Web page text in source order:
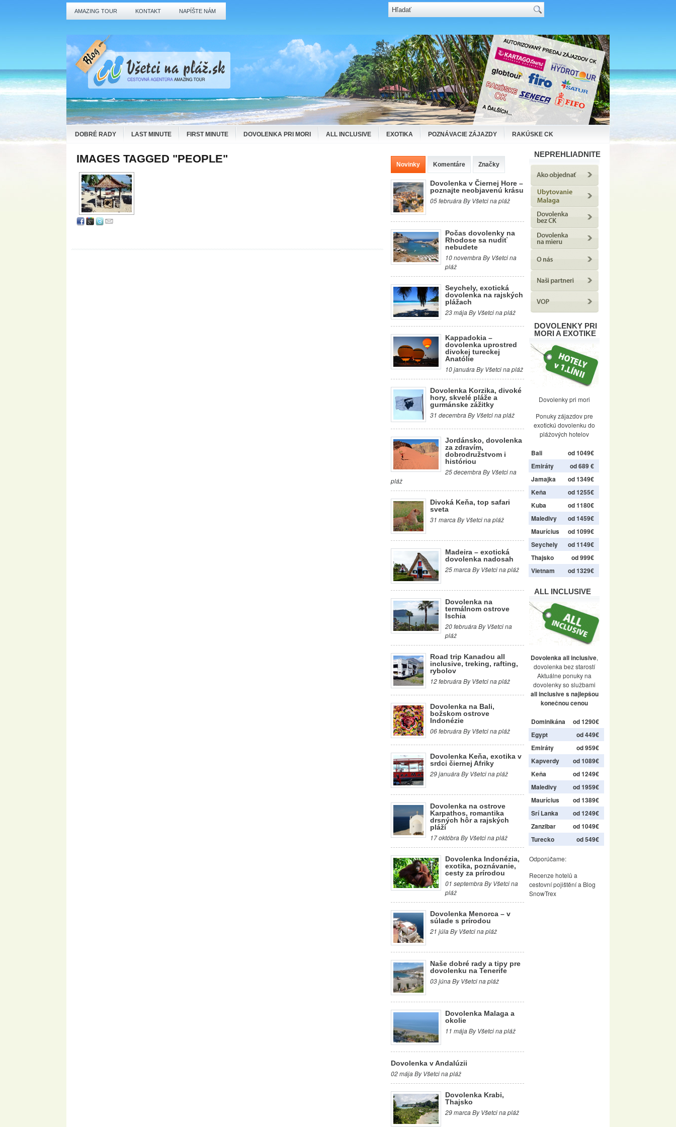
AMAZING TOUR KONTAKT NAPÍŠTE NÁM
DOBRÉ RADY LAST MINUTE FIRST MINUTE DOVOLENKA PRI MORI ALL INCLUSIVE EXOTIKA POZNÁVACIE ZÁJAZDY RAKÚSKE CK
IMAGES TAGGED "PEOPLE" Novinky Komentáre Značky
Dovolenka v Čiernej Hore –
poznajte neobjavenú krásu
05 februára By Všetci na pláž
Počas dovolenky na
Rhodose sa nudiť
nebudete
10 novembra By Všetci na
pláž
Seychely, exotická
dovolenka na rajských
plážach
23 mája By Všetci na pláž
Kappadokia –
dovolenka uprostred
divokej tureckej
Anatólie
10 januára By Všetci na pláž
Dovolenka Korzika, divoké
hory, skvelé pláže a
gurmánske zážitky
31 decembra By Všetci na pláž
Jordánsko, dovolenka
za zdravím,
dobrodružstvom i
históriou
25 decembra By Všetci na
pláž
Divoká Keňa, top safari
sveta
31 marca By Všetci na pláž
Madeira – exotická
dovolenka nadosah
25 marca By Všetci na pláž
Dovolenka na
termálnom ostrove
Ischia
20 februára By Všetci na
pláž
Road trip Kanadou all
inclusive, treking, rafting,
rybolov
12 februára By Všetci na pláž
Dovolenka na Bali,
božskom ostrove
Indonézie
06 februára By Všetci na pláž
Dovolenka Keňa, exotika v
srdci čiernej Afriky
29 januára By Všetci na pláž
Dovolenka na ostrove
Karpathos, romantika
drsných hôr a rajských
pláží
17 októbra By Všetci na pláž
Dovolenka Indonézia,
exotika, poznávanie,
cesty za prírodou
01 septembra By Všetci na
pláž
Dovolenka Menorca – v
súlade s prírodou
21 júla By Všetci na pláž
Naše dobré rady a tipy pre
dovolenku na Tenerife
03 júna By Všetci na pláž
Dovolenka Malaga a
okolie
11 mája By Všetci na pláž
Dovolenka v Andalúzii
02 mája By Všetci na pláž
Dovolenka Krabi,
Thajsko
29 marca By Všetci na pláž
NEPREHLIADNITE
DOVOLENKY PRI
MORI A EXOTIKE
Dovolenky pri mori
Ponuky zájazdov pre
exotickú dovolenku do
plážových hotelov
Bali
od 1049€
Emiráty
od 689 €
Jamajka
od 1349€
Keňa
od 1255€
Kuba
od 1180€
Maledivy
od 1459€
Maurícius
od 1099€
Seychely
od 1149€
Thajsko
od 999€
Vietnam
od 1329€
ALL INCLUSIVE
Dovolenka all inclusive,
dovolenka bez starostí
Aktuálne ponuky na
dovolenky so službami
all inclusive s najlepšou
konečnou cenou
Dominikána
od 1290€
Egypt
od 449€
Emiráty
od 959€
Kapverdy
od 1089€
Keňa
od 1249€
Maledivy
od 1959€
Maurícius
od 1389€
Srí Lanka
od 1249€
Zanzibar
od 1049€
Turecko
od 549€
Odporúčame:
Recenze hotelů a
cestovní pojištěnía Blog
SnowTrex